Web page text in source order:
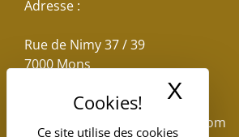
Ce site utilise des cookies
X
Adresse :
Rue de Nimy 37 / 39
7000 Mons
reservations.losseau@gmail.com